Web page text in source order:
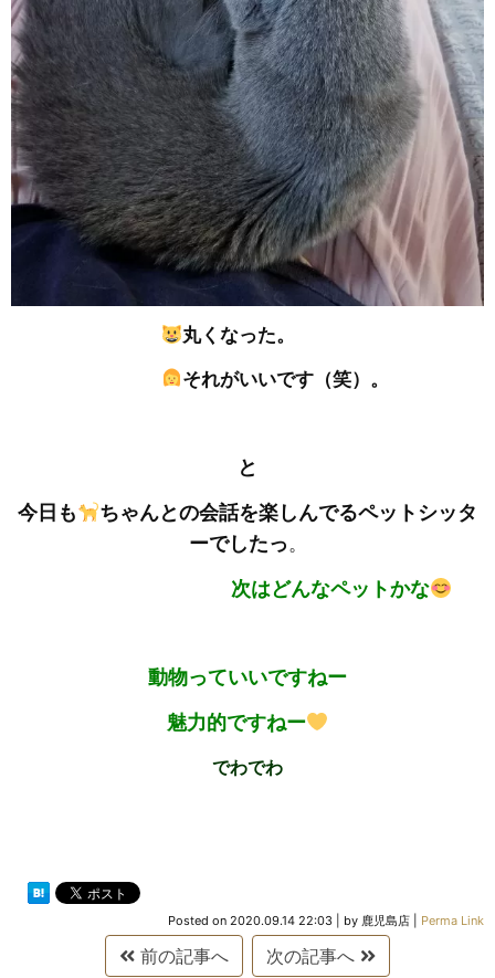
丸くなった。
それがいいです（笑）。
と
今日も
ちゃんとの会話を楽しんでるペットシッタ
ーでしたっ。
次はどんなペットかな
動物っていいですねー
魅力的ですねー
でわでわ
Posted on 2020.09.14 22:03 by 鹿児島店 Perma Link
前の記事へ 次の記事へ